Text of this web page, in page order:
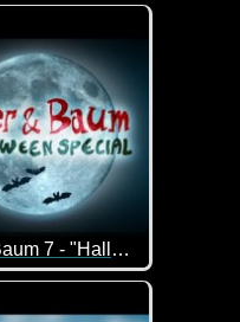
mit dem
Ruthe.de - Biber und Baum 7 - "Halloween-Special"
um einen Biber, der